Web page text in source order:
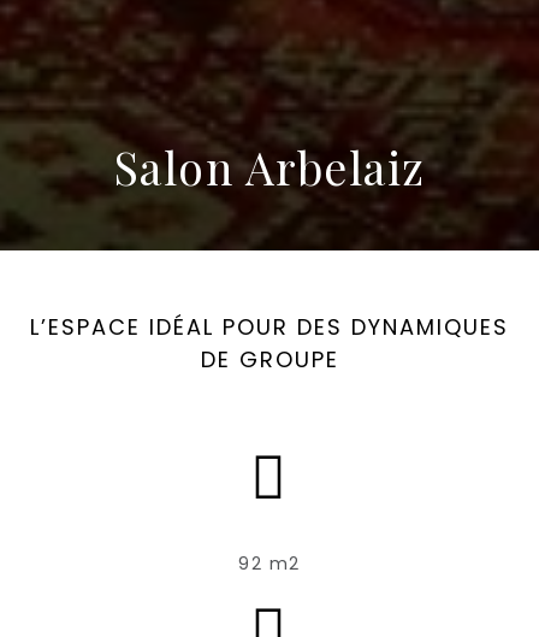
Salon Arbelaiz
L’ESPACE IDÉAL POUR DES DYNAMIQUES
DE GROUPE
92 m2